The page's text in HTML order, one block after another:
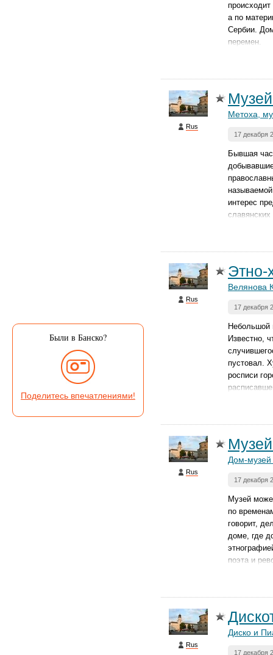
Были в Банско?
Поделитесь впечатлениями!
а по
Сербии.
перемен.
Rus
Метоха,
17 декабря
Бывшая
интерес
Rus
Этно-
Велянова
17 декабря
Небольшой
Известно,
пустовал.
росписи
Rus
Дом-
17 декабря
Музей
по
говорит,
доме, где
поэта и
Rus
Диско и
17 декабря